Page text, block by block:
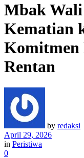
Mbak
Kematian
Komitmen
Rentan
by redaksi
April 29, 2026
in Peristiwa
0